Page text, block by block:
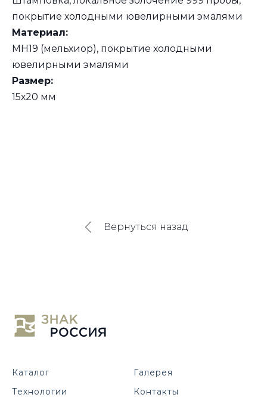
покрытие холодными ювелирными эмалями
Материал:
МН19 (мельхиор), покрытие холодными
ювелирными эмалями
Размер:
15х20 мм
Вернуться назад
Каталог
Технологии
Галерея
Контакты